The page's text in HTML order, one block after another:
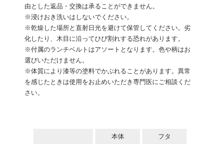
由とした返品・交換は承ることができません。
※浸けおき洗いはしないでください。
※乾燥した場所と直射日光を避けて保管してください。劣
化したり、木目に沿ってひび割れする恐れがあります。
※付属のランチベルトはアソートとなります。色や柄はお
選びいただけません。
※体質により漆等の塗料でかぶれることがあります。異常
を感じたときは使用をお止めいただき専門医にご相談くだ
さい。
本体 フタ